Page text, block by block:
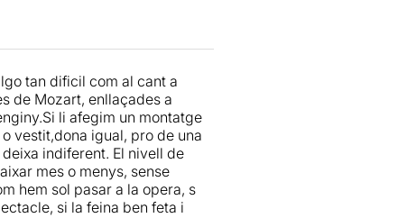
tan dificil com al cant a
de Mozart, enllaçades a
li afegim un montatge
vestit,dona igual, pro de una
indiferent. El nivell de
mes o menys, sense
hem sol pasar a la opera, s
si la feina ben feta i